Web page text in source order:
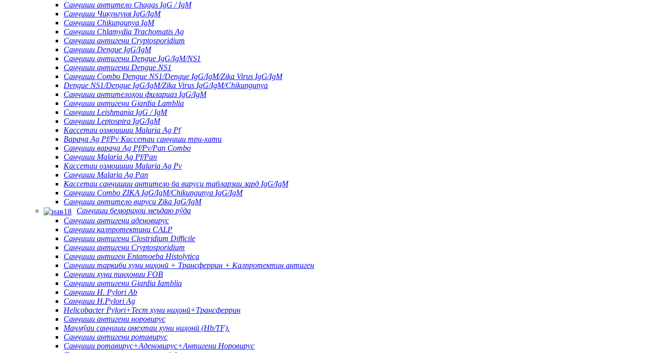
Санҷиши антитело Chagas IgG / IgM
Санҷиши Чикунгуня IgG/IgM
Санҷиши Chikungunya IgM
Санҷиши Chlamydia Trachomatis Ag
Санҷиши антигени Cryptosporidium
Санҷиши Dengue IgG/IgM
Санҷиши антигени Dengue IgG/IgM/NS1
Санҷиши антигени Dengue NS1
Санҷиши Combo Dengue NS1/Dengue IgG/IgM/Zika Virus IgG/IgM
Dengue NS1/Dengue IgG/IgM/Zika Virus IgG/IgM/Chikungunya
Санҷиши антителоҳои филариаз IgG/IgM
Санҷиши антигени Giardia Lamblia
Санҷиши Leishmania IgG / IgM
Санҷиши Leptospira IgG/IgM
Кассетаи озмоишии Malaria Ag Pf
Вараҷа Ag Pf/Pv Кассетаи санҷиши три-хати
Санҷиши вараҷа Ag Pf/Pv/Pan Combo
Санҷиши Malaria Ag Pf/Pan
Кассетаи озмоишии Malaria Ag Pv
Санҷиши Malaria Ag Pan
Кассетаи санҷишии антитело ба вируси табларзаи зард IgG/IgM
Санҷиши Combo ZIKA IgG/IgM/Chikungunya IgG/IgM
Санҷиши антитело вируси Zika IgG/IgM
Санҷиши бемориҳои меъдаю рӯда
Санҷиши антигени аденовирус
Санҷиши калпротектини CALP
Санҷиши антигени Clostridium Difficile
Санҷиши антигени Cryptosporidium
Санҷиши антиген Entamoeba Histolytica
Санҷиши таркиби хуни ниҳонӣ + Трансферрин + Калпротектин антиген
Санҷиши хуни пинҳонии FOB
Санҷиши антигени Giardia Iamblia
Санҷиши H. Pylori Ab
Санҷиши H.Pylori Ag
Helicobacter Pylori+Тест хуни ниҳонӣ+Трансферрин
Санҷиши антигени норовирус
Маҷмӯаи санҷиши омехтаи хуни ниҳонӣ (Hb/TF).
Санҷиши антигени ротавирус
Санҷиши ротавирус+Аденовирус+Антигени Норовирус